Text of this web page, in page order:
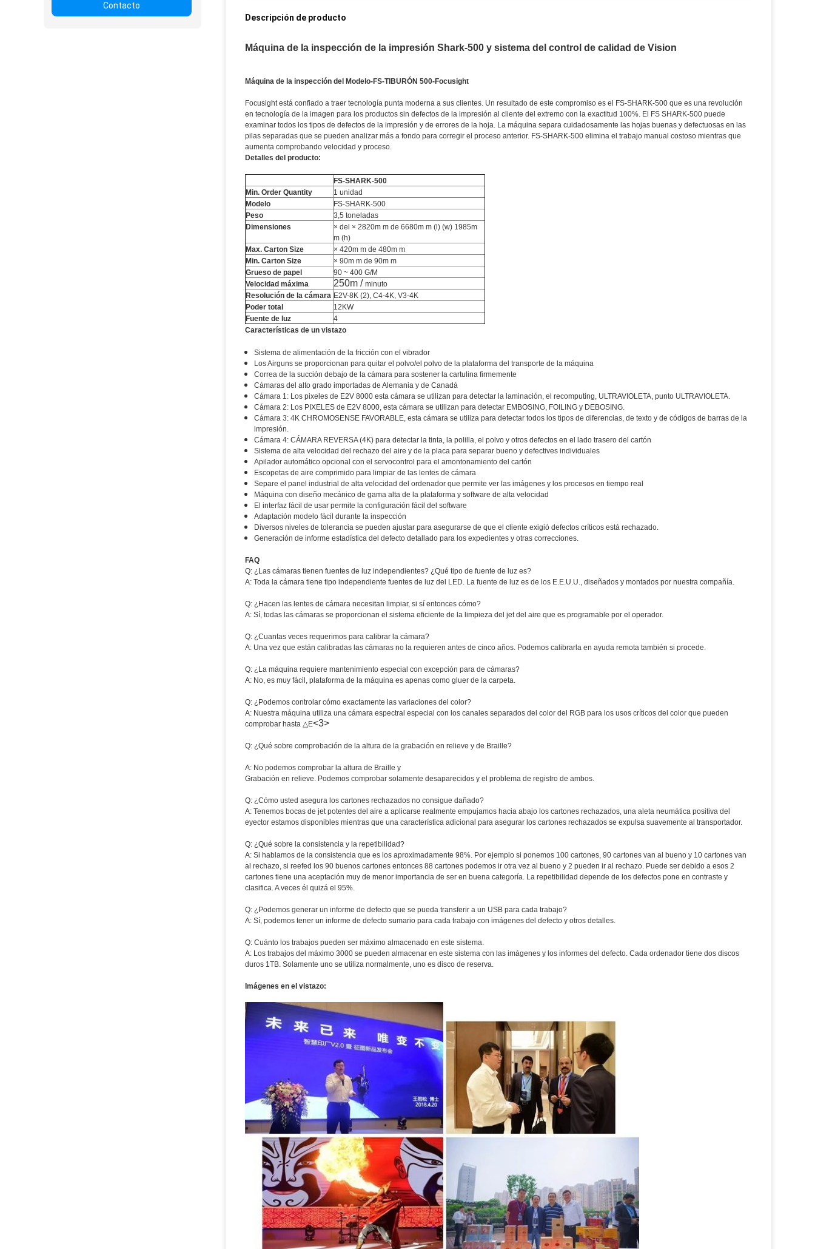
Contacto
Descripción de producto
Máquina de la inspección de la impresión Shark-500 y sistema del control de calidad de Vision
Máquina de la inspección del Modelo-FS-TIBURÓN 500-Focusight
Focusight está confiado a traer tecnología punta moderna a sus clientes. Un resultado de este compromiso es el FS-SHARK-500 que es una revolución
en tecnología de la imagen para los productos sin defectos de la impresión al cliente del extremo con la exactitud 100%. El FS SHARK-500 puede
examinar todos los tipos de defectos de la impresión y de errores de la hoja. La máquina separa cuidadosamente las hojas buenas y defectuosas en las
pilas separadas que se pueden analizar más a fondo para corregir el proceso anterior. FS-SHARK-500 elimina el trabajo manual costoso mientras que
aumenta comprobando velocidad y proceso.
Detalles del producto:
FS-SHARK-500
Min. Order Quantity
1 unidad
Modelo
FS-SHARK-500
Peso
3,5 toneladas
Dimensiones
× del × 2820m m de 6680m m (l) (w) 1985m
m (h)
Max. Carton Size
× 420m m de 480m m
Min. Carton Size
× 90m m de 90m m
Grueso de papel
90 ~ 400 G/M
Velocidad máxima
250m / minuto
Resolución de la cámara E2V-8K (2), C4-4K, V3-4K
Poder total
12KW
Fuente de luz
4
Características de un vistazo
Sistema de alimentación de la fricción con el vibrador
Los Airguns se proporcionan para quitar el polvo/el polvo de la plataforma del transporte de la máquina
Correa de la succión debajo de la cámara para sostener la cartulina firmemente
Cámaras del alto grado importadas de Alemania y de Canadá
Cámara 1: Los pixeles de E2V 8000 esta cámara se utilizan para detectar la laminación, el recomputing, ULTRAVIOLETA, punto ULTRAVIOLETA.
Cámara 2: Los PIXELES de E2V 8000, esta cámara se utilizan para detectar EMBOSING, FOILING y DEBOSING.
Cámara 3: 4K CHROMOSENSE FAVORABLE, esta cámara se utiliza para detectar todos los tipos de diferencias, de texto y de códigos de barras de la
impresión.
Cámara 4: CÁMARA REVERSA (4K) para detectar la tinta, la polilla, el polvo y otros defectos en el lado trasero del cartón
Sistema de alta velocidad del rechazo del aire y de la placa para separar bueno y defectives individuales
Apilador automático opcional con el servocontrol para el amontonamiento del cartón
Escopetas de aire comprimido para limpiar de las lentes de cámara
Separe el panel industrial de alta velocidad del ordenador que permite ver las imágenes y los procesos en tiempo real
Máquina con diseño mecánico de gama alta de la plataforma y software de alta velocidad
El interfaz fácil de usar permite la configuración fácil del software
Adaptación modelo fácil durante la inspección
Diversos niveles de tolerancia se pueden ajustar para asegurarse de que el cliente exigió defectos críticos está rechazado.
Generación de informe estadística del defecto detallado para los expedientes y otras correcciones.
FAQ
Q: ¿Las cámaras tienen fuentes de luz independientes? ¿Qué tipo de fuente de luz es?
A: Toda la cámara tiene tipo independiente fuentes de luz del LED. La fuente de luz es de los E.E.U.U., diseñados y montados por nuestra compañía.
Q: ¿Hacen las lentes de cámara necesitan limpiar, si sí entonces cómo?
A: Sí, todas las cámaras se proporcionan el sistema eficiente de la limpieza del jet del aire que es programable por el operador.
Q: ¿Cuantas veces requerimos para calibrar la cámara?
A: Una vez que están calibradas las cámaras no la requieren antes de cinco años. Podemos calibrarla en ayuda remota también si procede.
Q: ¿La máquina requiere mantenimiento especial con excepción para de cámaras?
A: No, es muy fácil, plataforma de la máquina es apenas como gluer de la carpeta.
Q: ¿Podemos controlar cómo exactamente las variaciones del color?
A: Nuestra máquina utiliza una cámara espectral especial con los canales separados del color del RGB para los usos críticos del color que pueden
comprobar hasta △E<3>
Q: ¿Qué sobre comprobación de la altura de la grabación en relieve y de Braille?
A: No podemos comprobar la altura de Braille y
Grabación en relieve. Podemos comprobar solamente desaparecidos y el problema de registro de ambos.
Q: ¿Cómo usted asegura los cartones rechazados no consigue dañado?
A: Tenemos bocas de jet potentes del aire a aplicarse realmente empujamos hacia abajo los cartones rechazados, una aleta neumática positiva del
eyector estamos disponibles mientras que una característica adicional para asegurar los cartones rechazados se expulsa suavemente al transportador.
Q: ¿Qué sobre la consistencia y la repetibilidad?
A: Si hablamos de la consistencia que es los aproximadamente 98%. Por ejemplo si ponemos 100 cartones, 90 cartones van al bueno y 10 cartones van
al rechazo, si reefed los 90 buenos cartones entonces 88 cartones podemos ir otra vez al bueno y 2 pueden ir al rechazo. Puede ser debido a esos 2
cartones tiene una aceptación muy de menor importancia de ser en buena categoría. La repetibilidad depende de los defectos pone en contraste y
clasifica. A veces él quizá el 95%.
Q: ¿Podemos generar un informe de defecto que se pueda transferir a un USB para cada trabajo?
A: Sí, podemos tener un informe de defecto sumario para cada trabajo con imágenes del defecto y otros detalles.
Q: Cuánto los trabajos pueden ser máximo almacenado en este sistema.
A: Los trabajos del máximo 3000 se pueden almacenar en este sistema con las imágenes y los informes del defecto. Cada ordenador tiene dos discos
duros 1TB. Solamente uno se utiliza normalmente, uno es disco de reserva.
Imágenes en el vistazo: